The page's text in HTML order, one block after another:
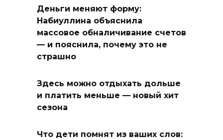
Деньги меняют форму:
Набиуллина объяснила
массовое обналичивание счетов
— и пояснила, почему это не
страшно
Здесь можно отдыхать дольше
и платить меньше — новый хит
сезона
Что дети помнят из ваших слов: